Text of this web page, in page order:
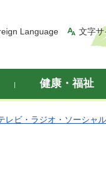
Language 文字サ
健康・福祉
レビ・ラジオ・ソーシャ